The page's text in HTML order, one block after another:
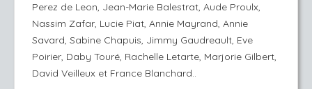
Perez de Leon, Jean-Marie Balestrat, Aude Proulx,
Nassim Zafar, Lucie Piat, Annie Mayrand, Annie
Savard, Sabine Chapuis, Jimmy Gaudreault, Eve
Poirier, Daby Touré, Rachelle Letarte, Marjorie Gilbert,
David Veilleux et France Blanchard..